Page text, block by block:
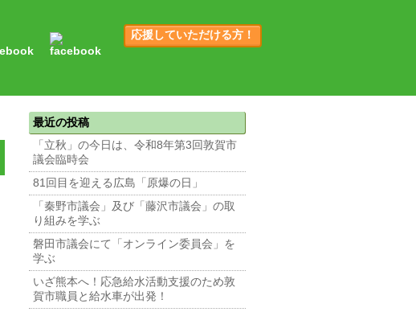
応援していただける方！
最近の投稿
「立秋」の今日は、令和8年第3回敦賀市
議会臨時会
81回目を迎える広島「原爆の日」
「秦野市議会」及び「藤沢市議会」の取
り組みを学ぶ
磐田市議会にて「オンライン委員会」を
学ぶ
いざ熊本へ！応急給水活動支援のため敦
賀市職員と給水車が出発！